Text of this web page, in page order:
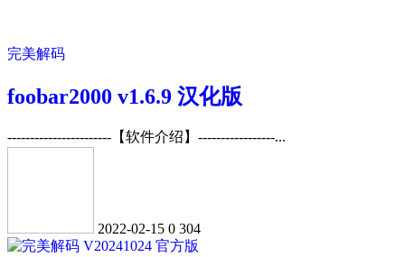
完美解码
foobar2000 v1.6.9 汉化版
-----------------------【软件介绍】-----------------...
2022-02-15 0 304